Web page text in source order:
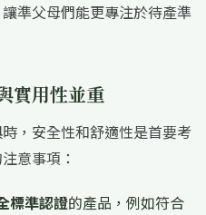
準父母們能更專注於待產準
實用性並重
，安全性和舒適性是首要考
意事項：
標準認證的產品，例如符合